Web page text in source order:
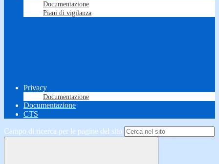
Documentazione
Piani di vigilanza
Privacy
Documentazione
Documentazione
CTS
Campo di ricerca per le pagine del sito